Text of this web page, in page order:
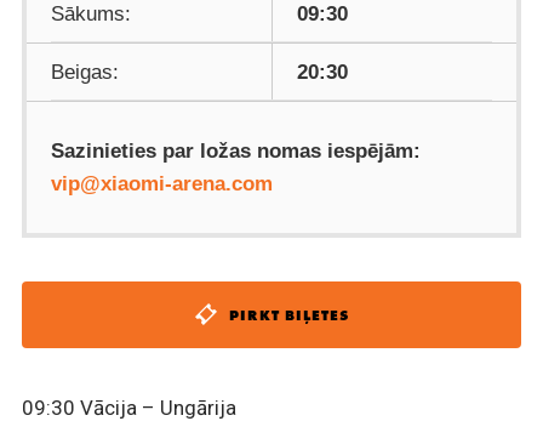
Sākums: 09:30
Beigas: 20:30
Sazinieties par ložas nomas iespējām:
vip@xiaomi-arena.com
PIRKT BIĻETES
09:30 Vācija – Ungārija